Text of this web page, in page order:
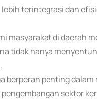
terintegrasi dan
masyarakat di daerah
tidak hanya
berperan penting
sektor